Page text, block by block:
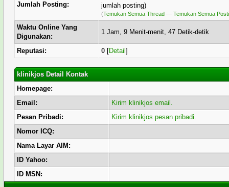
Jumlah Posting:
jumlah posting)
(Temukan Semua Thread —Temukan Semua
Waktu Online Yang
Digunakan:
1 Jam, 9 Menit-menit, 47 Detik-detik
Reputasi: 0 [Detail]
klinikjos Detail Kontak
Homepage:
Email:
Kirim klinikjos email.
Pesan Pribadi:
Kirim klinikjos pesan pribadi.
Nomor ICQ:
Nama Layar AIM:
ID Yahoo:
ID MSN: